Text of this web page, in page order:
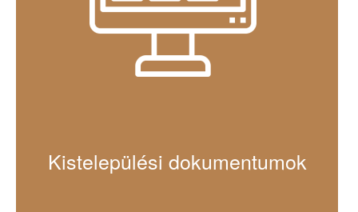
Kistelepülési dokumentumok